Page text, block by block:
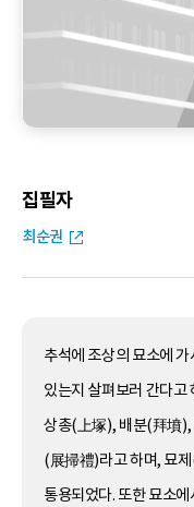
집필자
최순권
추석에 조상의 묘소에
있는지 살펴보러 간다
상총(上塚), 배분(拜墳),
(展掃禮)라고 하며, 묘
통용되었다. 또한 묘소